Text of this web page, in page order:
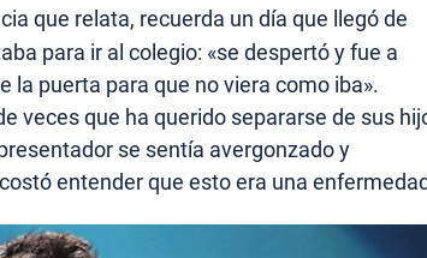
que relata, recuerda un día que llegó de
para ir al colegio: «se despertó y fue a
la puerta para que no viera como iba».
veces que ha querido separarse de sus
se sentía avergonzado y
entender que esto era una